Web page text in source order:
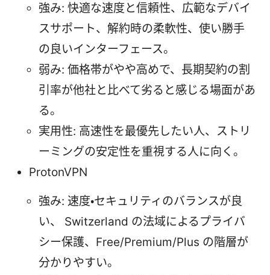
強み: 快適な速度と信頼性、広範なデバイ
スサポート、解約時の柔軟性、使い勝手
の良いインターフェース。
弱み: 価格帯がやや高めで、長期契約の割
引率が他社と比べて劣ると感じる場面があ
る。
実用性: 高速性を最優先したい人、ストリ
ーミングの安定性を重視する人に向く。
ProtonVPN
強み: 速度・セキュリティのバランスが良
い、 Switzerland の法域によるプライバ
シー保護、Free/Premium/Plus の階層が
分かりやすい。